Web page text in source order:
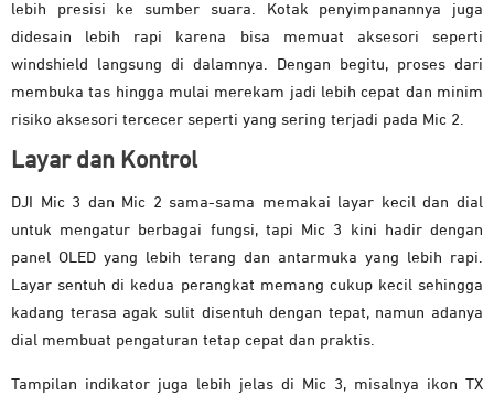
lebih presisi ke sumber suara. Kotak penyimpanannya juga
didesain lebih rapi karena bisa memuat aksesori seperti
windshield langsung di dalamnya. Dengan begitu, proses dari
membuka tas hingga mulai merekam jadi lebih cepat dan minim
risiko aksesori tercecer seperti yang sering terjadi pada Mic 2.
Layar dan Kontrol
DJI Mic 3 dan Mic 2 sama-sama memakai layar kecil dan dial
untuk mengatur berbagai fungsi, tapi Mic 3 kini hadir dengan
panel OLED yang lebih terang dan antarmuka yang lebih rapi.
Layar sentuh di kedua perangkat memang cukup kecil sehingga
kadang terasa agak sulit disentuh dengan tepat, namun adanya
dial membuat pengaturan tetap cepat dan praktis.
Tampilan indikator juga lebih jelas di Mic 3, misalnya ikon TX